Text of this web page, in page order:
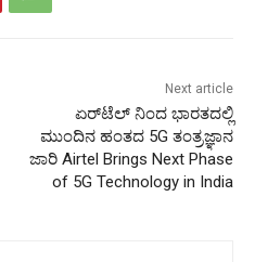
Next article
ಏರ್‌ಟೆಲ್‌ ನಿಂದ ಭಾರತದಲ್ಲಿ
ಮುಂದಿನ ಹಂತದ 5G ತಂತ್ರಜ್ಞಾನ
ಜಾರಿ Airtel Brings Next Phase
of 5G Technology in India